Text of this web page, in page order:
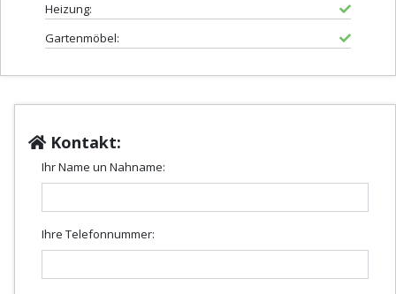
Heizung:
Gartenmöbel:
Kontakt:
Ihr Name un Nahname:
Ihre Telefonnummer: